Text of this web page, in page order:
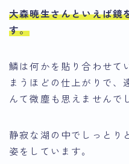
大森暁生さんといえば鏡
す。
鱗は何かを貼り合わせて
まうほどの仕上がりで、
んて微塵も思えませんで
静寂な湖の中でしっとり
姿をしています。